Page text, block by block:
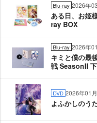
Blu-ray 2026年
ある日、お姫
ray BOX
Blu-ray 2026年
キミと僕の最
戦 SeasonII
DVD 2026年01
よふかしのう